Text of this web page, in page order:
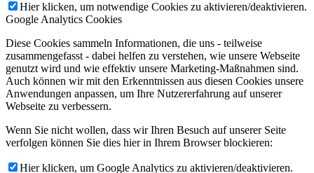
Hier klicken, um notwendige Cookies zu aktivieren/deaktivieren.
Google Analytics Cookies
Diese Cookies sammeln Informationen, die uns - teilweise
zusammengefasst - dabei helfen zu verstehen, wie unsere Webseite
genutzt wird und wie effektiv unsere Marketing-Maßnahmen sind.
Auch können wir mit den Erkenntnissen aus diesen Cookies unsere
Anwendungen anpassen, um Ihre Nutzererfahrung auf unserer
Webseite zu verbessern.
Wenn Sie nicht wollen, dass wir Ihren Besuch auf unserer Seite
verfolgen können Sie dies hier in Ihrem Browser blockieren:
Hier klicken, um Google Analytics zu aktivieren/deaktivieren.